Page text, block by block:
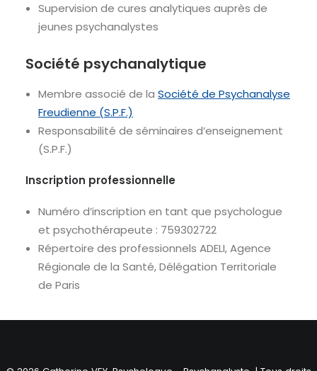
Supervision de cures analytiques auprès de
jeunes psychanalystes
Société psychanalytique
Membre associé de la Société de Psychanalyse
Freudienne (S.P.F.)
Responsabilité de séminaires d’enseignement
(S.P.F.)
Inscription professionnelle
Numéro d’inscription en tant que psychologue
et psychothérapeute : 759302722
Répertoire des professionnels ADELI, Agence
Régionale de la Santé, Délégation Territoriale
de Paris